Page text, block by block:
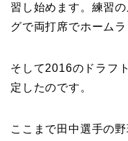
習し始めます。練習
グで両打席でホーム
そして2016のドラフ
定したのです。
ここまで田中選手の